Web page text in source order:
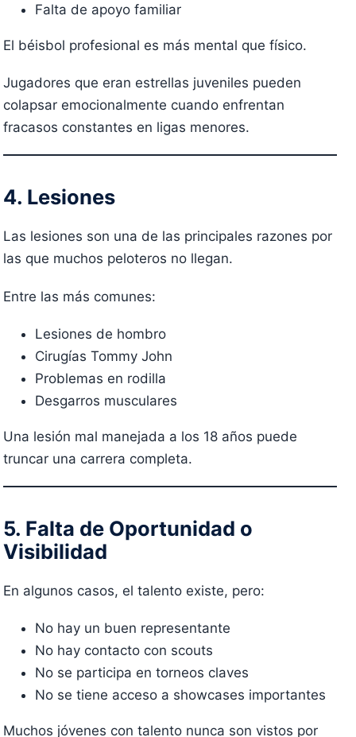
Falta de apoyo familiar
El béisbol profesional es más mental que físico.
Jugadores que eran estrellas juveniles pueden
colapsar emocionalmente cuando enfrentan
fracasos constantes en ligas menores.
4. Lesiones
Las lesiones son una de las principales razones por
las que muchos peloteros no llegan.
Entre las más comunes:
Lesiones de hombro
Cirugías Tommy John
Problemas en rodilla
Desgarros musculares
Una lesión mal manejada a los 18 años puede
truncar una carrera completa.
5. Falta de Oportunidad o
Visibilidad
En algunos casos, el talento existe, pero:
No hay un buen representante
No hay contacto con scouts
No se participa en torneos claves
No se tiene acceso a showcases importantes
Muchos jóvenes con talento nunca son vistos por